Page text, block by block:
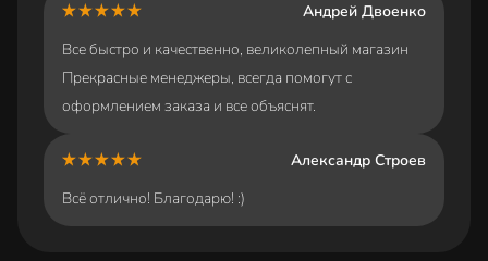
Андрей Двоенко
Все быстро и качественно, великолепный магазин
Прекрасные менеджеры, всегда помогут с
оформлением заказа и все объяснят.
Александр Строев
Всё отлично! Благодарю! :)